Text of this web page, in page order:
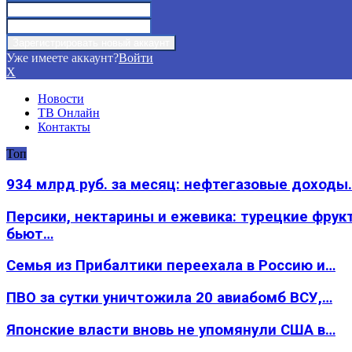
Уже имеете аккаунт?Войти
X
Новости
ТВ Онлайн
Контакты
Топ
934 млрд руб. за месяц: нефтегазовые
Персики, нектарины и ежевика: турецкие
бьют…
Семья из Прибалтики переехала в Россию и…
ПВО за сутки уничтожила 20 авиабомб ВСУ,…
Японские власти вновь не упомянули США в…